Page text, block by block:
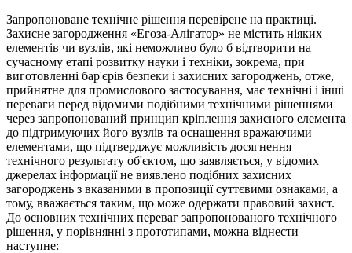
Запропоноване технічне рішення перевірене на практиці.
Захисне загородження «Егоза-Алігатор» не містить ніяких
елементів чи вузлів, які неможливо було б відтворити на
сучасному етапі розвитку науки і техніки, зокрема, при
виготовленні бар'єрів безпеки і захисних загороджень, отже,
прийнятне для промислового застосування, має технічні і інші
переваги перед відомими подібними технічними рішеннями
через запропонований принцип кріплення захисного елемента
до підтримуючих його вузлів та оснащення вражаючими
елементами, що підтверджує можливість досягнення
технічного результату об'єктом, що заявляється, у відомих
джерелах інформації не виявлено подібних захисних
загороджень з вказаними в пропозиції суттєвими ознаками, а
тому, вважається таким, що може одержати правовий захист.
До основних технічних переваг запропонованого технічного
рішення, у порівнянні з прототипами, можна віднести
наступне: